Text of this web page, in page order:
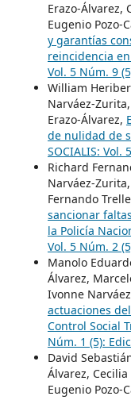
Erazo-Álvarez,
Eugenio Pozo-
y garantías
reincidencia
Vol. 5 Núm. 9
William
Narváez-
Erazo-Álvarez,
de nulidad de
SOCIALIS: Vol.
Richard
Narváez-
Fernando
sancionar
la Policía
Vol. 5 Núm. 2
Manolo
Álvarez,
Ivonne
actuaciones
Control Social
Núm. 1 (5):
David
Álvarez,
Eugenio Pozo-